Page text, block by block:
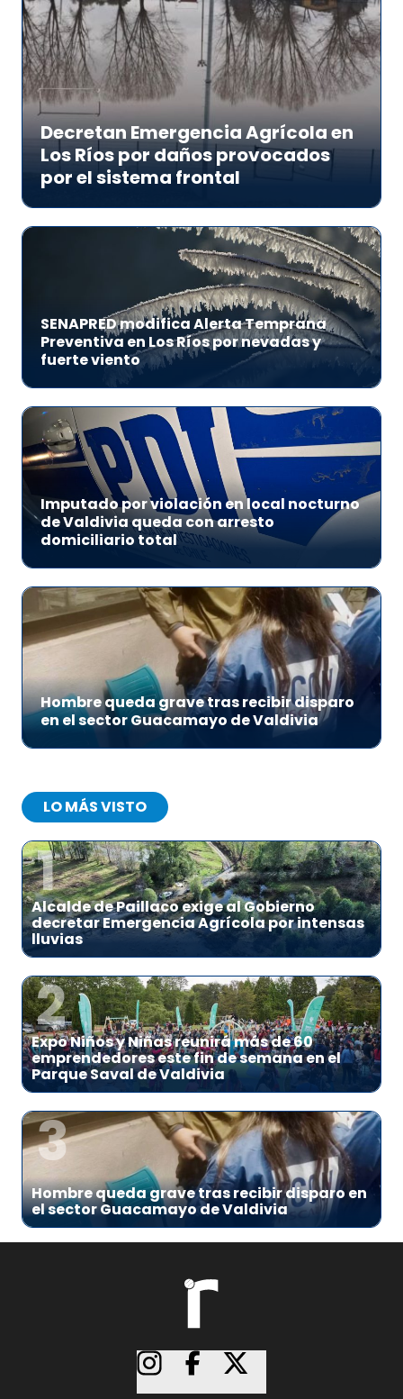
Decretan Emergencia Agrícola en
Los Ríos por daños provocados
por el sistema frontal
SENAPRED modifica Alerta Temprana
Preventiva en Los Ríos por nevadas y
fuerte viento
Imputado por violación en local nocturno
de Valdivia queda con arresto
domiciliario total
Hombre queda grave tras recibir disparo
en el sector Guacamayo de Valdivia
LO MÁS VISTO
1
Alcalde de Paillaco exige al Gobierno
decretar Emergencia Agrícola por intensas
lluvias
2
Expo Niños y Niñas reunirá más de 60
emprendedores este fin de semana en el
Parque Saval de Valdivia
3
Hombre queda grave tras recibir disparo en
el sector Guacamayo de Valdivia